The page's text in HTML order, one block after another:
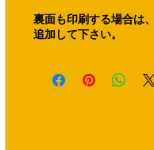
裏面も印刷する場合は
追加して下さい。